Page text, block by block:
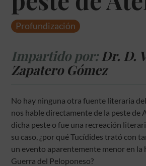
Profundización
Impartido por: Dr. D.
Zapatero Gómez
No hay ninguna otra fuente literaria
nos hable directamente de la peste de
dicha peste o fue una recreación
su caso, ¿por qué Tucídides trató con
un evento aparentemente menor en la
Guerra del Peloponeso?